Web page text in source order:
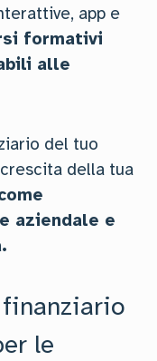
app e
formativi
alle
del tuo
della tua
aziendale e
finanziario
le